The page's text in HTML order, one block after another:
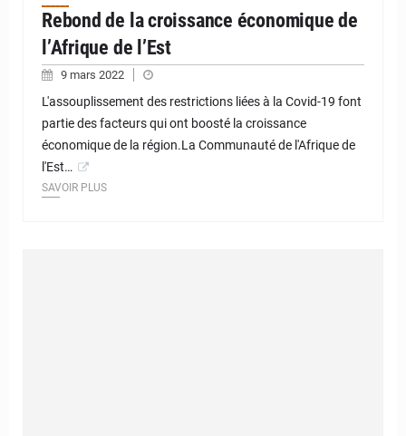
Rebond de la croissance économique de
l’Afrique de l’Est
9 mars 2022
L'assouplissement des restrictions liées à la Covid-19 font
partie des facteurs qui ont boosté la croissance
économique de la région.La Communauté de l'Afrique de
l'Est…
SAVOIR PLUS